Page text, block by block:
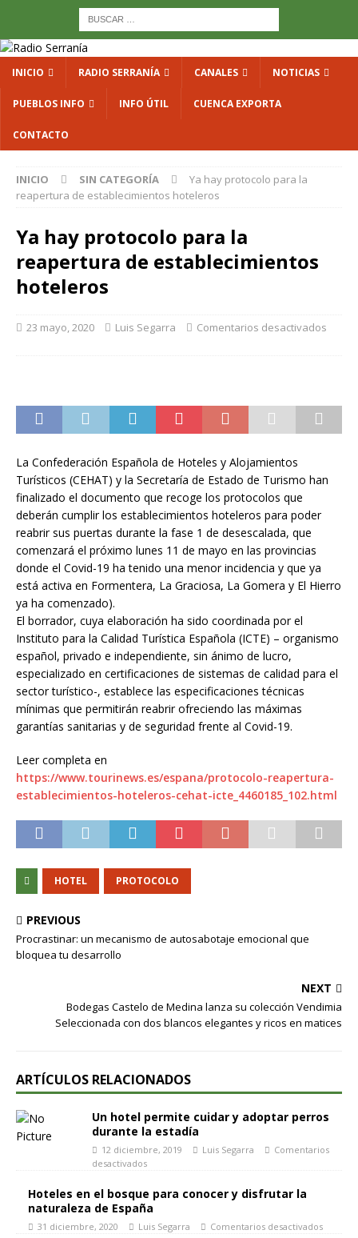
INICIO RADIO SERRANÍA CANALES NOTICIAS
PUEBLOS INFO INFO ÚTIL CUENCA EXPORTA
CONTACTO
INICIO SIN CATEGORÍA
Ya hay protocolo para la
reapertura de establecimientos hoteleros
Ya hay protocolo para la
reapertura de establecimientos
hoteleros
23 mayo, 2020 Luis Segarra Comentarios desactivados
La Confederación Española de Hoteles y Alojamientos
Turísticos (CEHAT) y la Secretaría de Estado de Turismo han
finalizado el documento que recoge los protocolos que
deberán cumplir los establecimientos hoteleros para poder
reabrir sus puertas durante la fase 1 de desescalada, que
comenzará el próximo lunes 11 de mayo en las provincias
donde el Covid-19 ha tenido una menor incidencia y que ya
está activa en Formentera, La Graciosa, La Gomera y El Hierro
ya ha comenzado).
El borrador, cuya elaboración ha sido coordinada por el
Instituto para la Calidad Turística Española (ICTE) – organismo
español, privado e independiente, sin ánimo de lucro,
especializado en certificaciones de sistemas de calidad para el
sector turístico-, establece las especificaciones técnicas
mínimas que permitirán reabrir ofreciendo las máximas
garantías sanitarias y de seguridad frente al Covid-19.
Leer completa en
https://www.tourinews.es/espana/protocolo-reapertura-
establecimientos-hoteleros-cehat-icte_4460185_102.html
HOTEL PROTOCOLO
PREVIOUS
Procrastinar: un mecanismo de autosabotaje emocional que
bloquea tu desarrollo
NEXT
Bodegas Castelo de Medina lanza su colección Vendimia
Seleccionada con dos blancos elegantes y ricos en matices
ARTÍCULOS RELACIONADOS
Un hotel permite cuidar y adoptar perros
durante la estadía
12 diciembre, 2019 Luis Segarra
Comentarios
desactivados
Hoteles en el bosque para conocer y disfrutar la
naturaleza de España
31 diciembre, 2020 Luis Segarra Comentarios desactivados